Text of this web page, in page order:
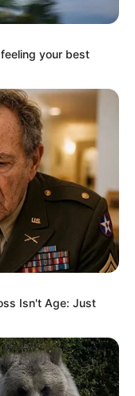
vakcina
your best
Isn't Age: Just